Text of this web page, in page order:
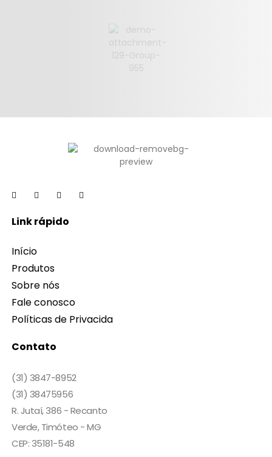
Link rápido
Início
Produtos
Sobre nós
Fale conosco
Políticas de Privacida
Contato
(31) 3847-8952
(31) 38475956
R. Jutaí, 386 - Recanto
Verde, Timóteo - MG
CEP: 35181-548